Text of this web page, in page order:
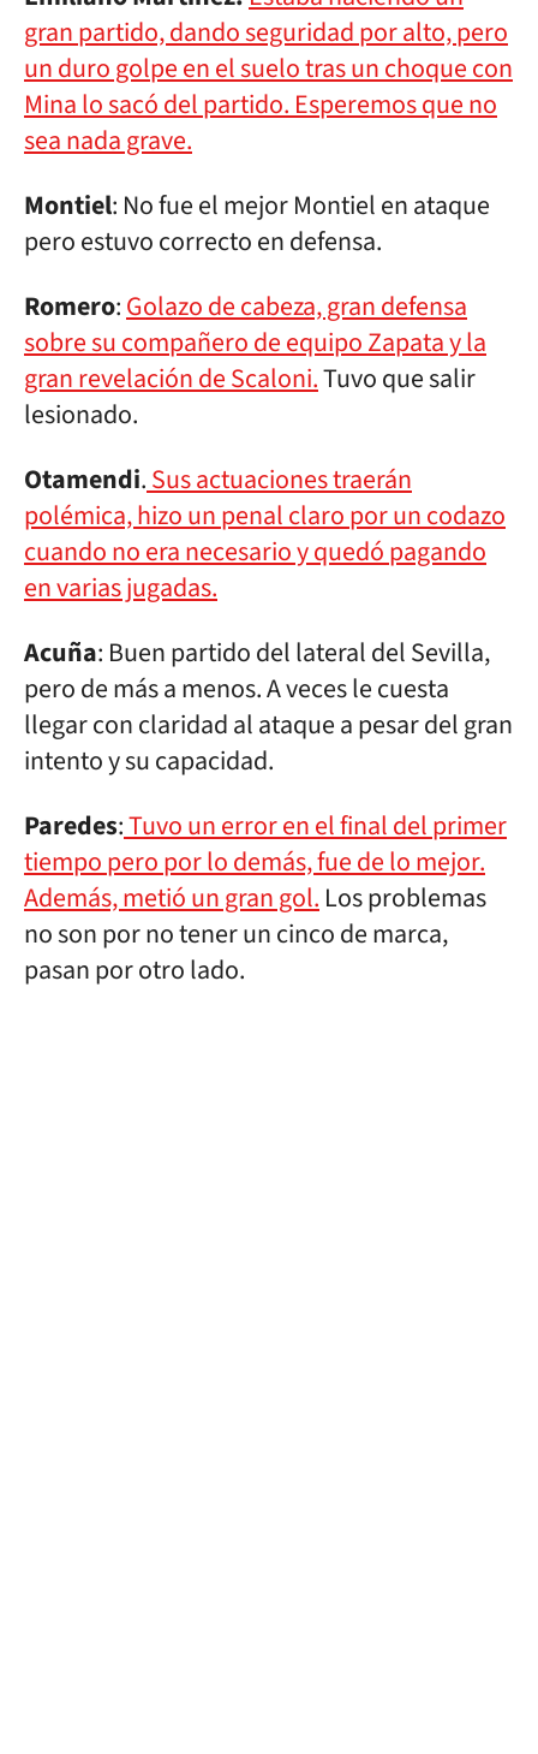
gran partido, dando seguridad por alto, pero
un duro golpe en el suelo tras un choque con
Mina lo sacó del partido. Esperemos que no
sea nada grave.
Montiel: No fue el mejor Montiel en ataque
pero estuvo correcto en defensa.
Romero:Golazo de cabeza, gran defensa
sobre su compañero de equipo Zapata y la
gran revelación de Scaloni.Tuvo que salir
lesionado.
Otamendi.Sus actuaciones traerán
polémica, hizo un penal claro por un codazo
cuando no era necesario y quedó pagando
en varias jugadas.
Acuña: Buen partido del lateral del Sevilla,
pero de más a menos. A veces le cuesta
llegar con claridad al ataque a pesar del gran
intento y su capacidad.
Paredes:Tuvo un error en el final del primer
tiempo pero por lo demás, fue de lo mejor.
Además, metió un gran gol. Los problemas
no son por no tener un cinco de marca,
pasan por otro lado.